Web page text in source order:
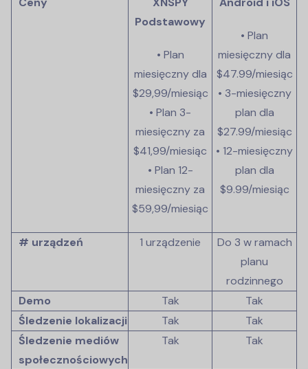
Podstawowy
• Plan
miesięczny dla
$29,99/miesiąc
• Plan 3-
miesięczny za
$41,99/miesiąc
• Plan 12-
miesięczny za
$59,99/miesiąc
• Plan
miesięczny dla
$47.99/miesiąc
• 3-miesięczny
plan dla
$27.99/miesiąc
• 12-miesięczny
plan dla
$9.99/miesiąc
# urządzeń 1 urządzenie
Do 3 w ramach
planu
rodzinnego
Demo
Tak
Tak
Śledzenie lokalizacji
Tak
Tak
Śledzenie mediów
społecznościowych
Tak Tak